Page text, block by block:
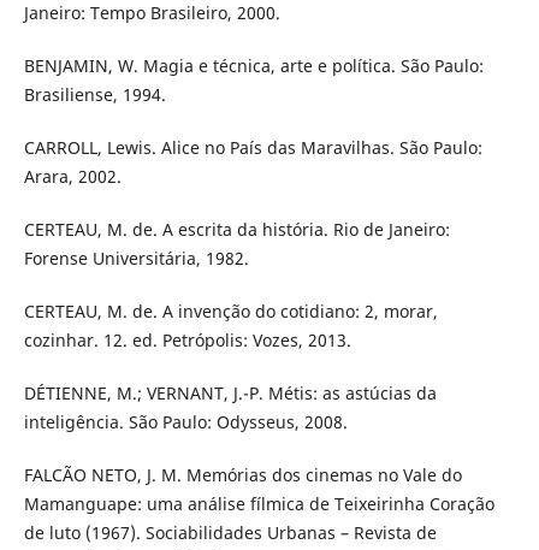
Janeiro: Tempo Brasileiro, 2000.
BENJAMIN, W. Magia e técnica, arte e política. São Paulo:
Brasiliense, 1994.
CARROLL, Lewis. Alice no País das Maravilhas. São Paulo:
Arara, 2002.
CERTEAU, M. de. A escrita da história. Rio de Janeiro:
Forense Universitária, 1982.
CERTEAU, M. de. A invenção do cotidiano: 2, morar,
cozinhar. 12. ed. Petrópolis: Vozes, 2013.
DÉTIENNE, M.; VERNANT, J.-P. Métis: as astúcias da
inteligência. São Paulo: Odysseus, 2008.
FALCÃO NETO, J. M. Memórias dos cinemas no Vale do
Mamanguape: uma análise fílmica de Teixeirinha Coração
de luto (1967). Sociabilidades Urbanas – Revista de